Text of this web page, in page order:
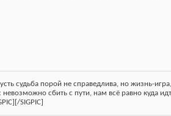
судьба порой не справедлива, но жизнь-
невозможно сбить с пути, нам всё равно куда
SIGPIC]